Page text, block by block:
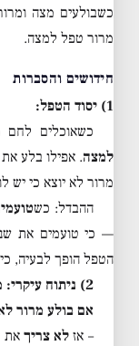
כשבולעים מצה
מרור טפל למצה.
חידושים והסברות
1) יסוד הטפל:
כשאוכלים לחם
למצה. אפילו בלע
מרור לא יוצא כי יש
ההבדל: כש
— כי טועמים את
הטפל הופך לבעיה,
2) ניתוח עיקרי: מה עושה „שהמרור טפילה למצה”?
אם בולע מרור
– אז לא צריך את